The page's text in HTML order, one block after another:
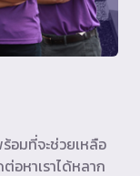
อมที่จะช่วยเหลือ
อหาเราได้หลาก